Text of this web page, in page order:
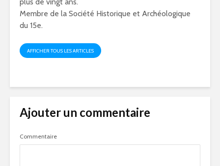
Membre de la Société Historique et Archéologique
du 15e.
AFFICHER TOUS LES ARTICLES
Ajouter un commentaire
Commentaire